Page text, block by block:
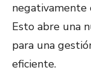
Esto abre una
para una
eficiente.